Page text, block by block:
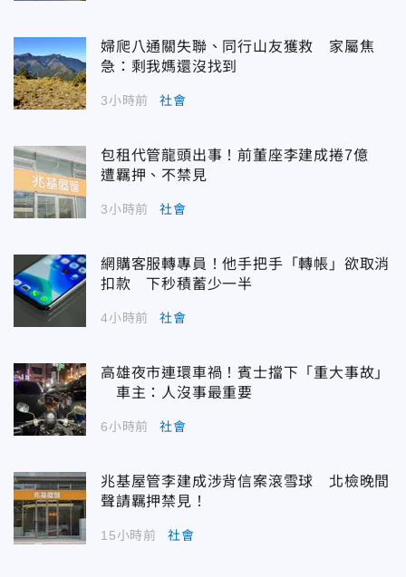
婦爬八通關失聯、同行山友獲救 家屬焦
急：剩我媽還沒找到
3小時前 社會
包租代管龍頭出事！前董座李建成捲7億
遭羈押、不禁見
3小時前 社會
網購客服轉專員！他手把手「轉帳」欲取消
扣款 下秒積蓄少一半
4小時前 社會
高雄夜市連環車禍！賓士擋下「重大事故」
車主：人沒事最重要
6小時前 社會
兆基屋管李建成涉背信案滾雪球 北檢晚間
聲請羈押禁見！
15小時前 社會